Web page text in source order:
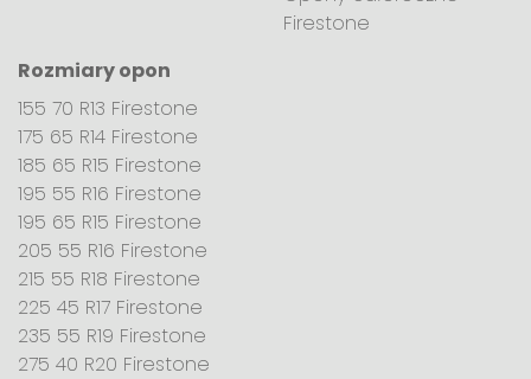
Firestone
Rozmiary opon
155 70 R13 Firestone
175 65 R14 Firestone
185 65 R15 Firestone
195 55 R16 Firestone
195 65 R15 Firestone
205 55 R16 Firestone
215 55 R18 Firestone
225 45 R17 Firestone
235 55 R19 Firestone
275 40 R20 Firestone